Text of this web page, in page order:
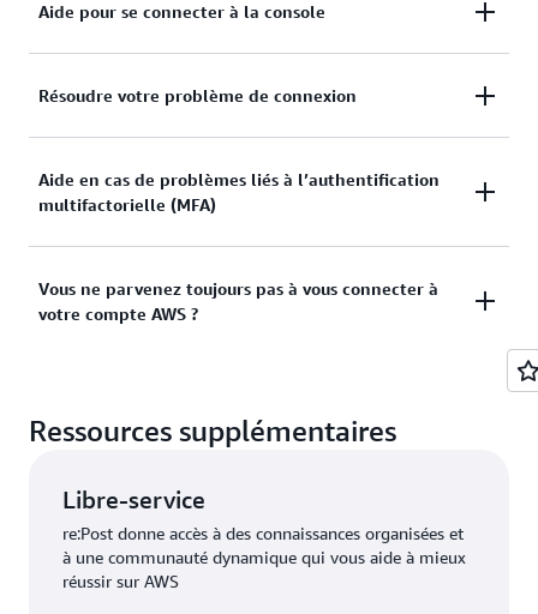
Aide pour se connecter à la console
Vous avez besoin d’aide pour vous connecter à la
Afficher la documentation
Résoudre votre problème de connexion
Vous avez essayé de vous connecter, mais les
informations d’identification ne fonctionnaient pas ?
utilisateur racine AWS ?
Aide en cas de problèmes liés à l’authentification
multifactorielle (MFA)
Appareil Multi-Factor Authentication (MFA) perdu ou
inutilisable
Vous ne parvenez toujours pas à vous connecter à
votre compte AWS ?
votre compte AWS, veuillez remplir ce formulaire.
Afficher le formulaire
Ressources supplémentaires
Libre‑service
re:Post donne accès à des connaissances organisées et
à une communauté dynamique qui vous aide à mieux
réussir sur AWS